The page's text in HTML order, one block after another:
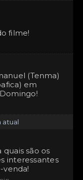
filme!
(Tenma)
em
atual
quais são os
interessantes
venda!